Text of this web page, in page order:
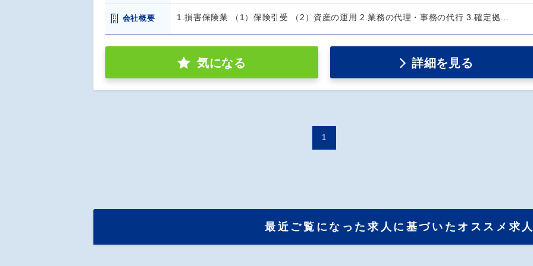
会社概要 1.損害保険業 （1）保険引受 （2）資産の運用 2.業務の代理・事務の代行 3.確定拠…
気になる 詳細を見る
1
最近ご覧になった求人に基づいたオススメ求